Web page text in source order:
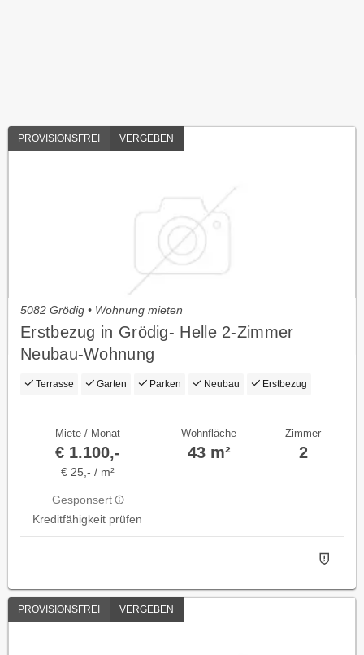
PROVISIONSFREI VERGEBEN
5082 Grödig • Wohnung mieten
Erstbezug in Grödig- Helle 2-Zimmer
Neubau-Wohnung
Terrasse Garten Parken Neubau Erstbezug
Miete / Monat
€ 1.100,-
€ 25,- / m²
Gesponsert
Kreditfähigkeit prüfen
Wohnfläche
43 m²
Zimmer
2
PROVISIONSFREI VERGEBEN